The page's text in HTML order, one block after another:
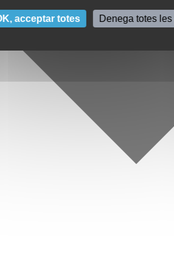
acceptar totes Denega totes